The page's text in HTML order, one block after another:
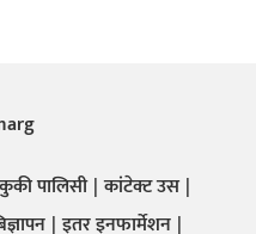
कुकी पालिसी कांटेक्ट उस
इतर इनफार्मेशन